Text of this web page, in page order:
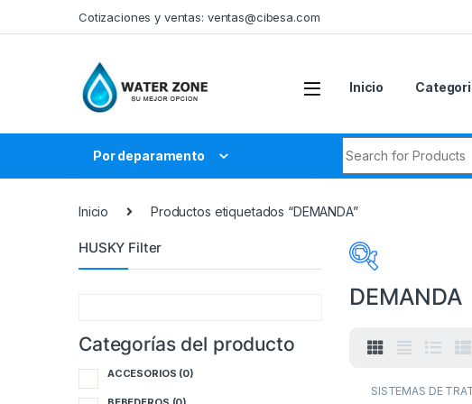
Cotizaciones y ventas: ventas@cibesa.com
Inicio
Por deparamento
Inicio Productos etiquetados “DEMANDA”
Categorías
DEMANDA
SISTEMAS DE
HUSKY Filter
Categorías del producto
ACCESORIOS (0)